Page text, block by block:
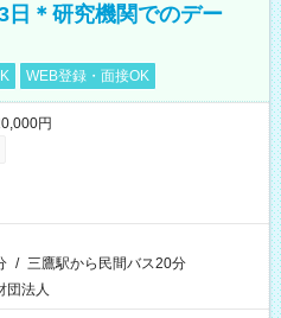
日＊研究機関でのデー
WEB登録・面接OK
円
/ 三鷹駅から民間バス20分
団法人